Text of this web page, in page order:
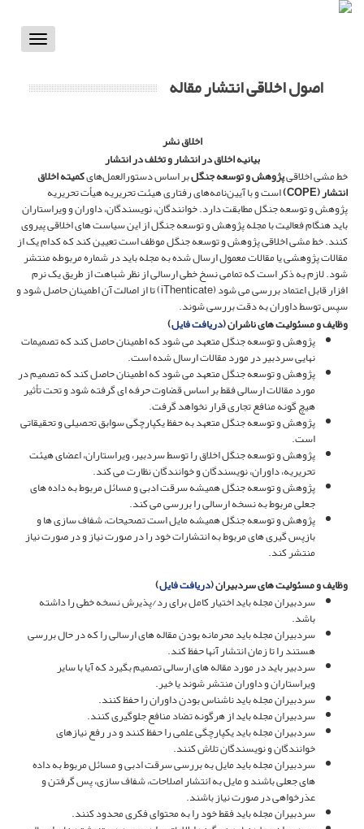
Toggle
اصول اخلاقی انتشار مقاله
اخلاق نشر
بیانیه اخلاق در انتشار و تخلف در انتشار
خط مشی اخلاقیپژوهش و توسعه جنگلبر اساس دستورالعمل‌هایکمیته اخلاق
انتشار (COPE
)است و با آیین‌نامه‌های رفتاری هیئت تحریریه هیأت تحریریه
پژوهش و توسعه جنگل مطابقت دارد. خوانندگان، نویسندگان، داوران و ویراستاران
باید هنگام فعالیت با مجله پژوهش و توسعه جنگل از این سیاست های اخلاقی پیروی
کنند. خط مشی اخلاقی پژوهش و توسعه جنگل موظف است تعیین کند که کدام یک از
مقالات پژوهشی یا مقالات معمول ارسال شده به مجله باید در شماره مربوطه منتشر
شود. لازم به ذکر است که تمامی نسخ خطی ارسالی از نظر شباهت از طریق یک نرم
افزار قابل اعتماد بررسی می شود (iThenticate) تا از اصالت آن اطمینان حاصل شود و
سپس توسط داوران به دقت بررسی شوند.
وظایف و مسئولیت های ناشران (دریافت فایل)
پژوهش و توسعه جنگل متعهد می شود که اطمینان حاصل کند که تصمیمات
نهایی سردبیر در مورد مقالات ارسال شده است.
پژوهش و توسعه جنگل متعهد می شود که اطمینان حاصل کند که تصمیم در
مورد مقالات ارسالی فقط بر اساس قضاوت حرفه ای گرفته شود و تحت تأثیر
هیچ گونه منافع تجاری قرار نخواهد گرفت.
پژوهش و توسعه جنگل متعهد به حفظ یکپارچگی سوابق تحصیلی و تحقیقاتی
است.
پژوهش و توسعه جنگل اخلاق را توسط سردبیر، ویراستاران، اعضای هیئت
تحریریه، داوران، نویسندگان و خوانندگان نظارت می کند.
پژوهش و توسعه جنگل همیشه سرقت ادبی و مسائل مربوط به داده های
جعلی مربوط به نسخه ارسالی را بررسی می کند.
پژوهش و توسعه جنگل همیشه مایل است تصحیحات، شفاف سازی ها و
بازپس گیری های مربوط به انتشارات خود را در صورت نیاز و در صورت نیاز
منتشر کند.
وظایف و مسئولیت های سردبیران (دریافت فایل)
سردبیران مجله باید اختیار کامل برای رد/پذیرش نسخه خطی را داشته
باشد.
سردبیران مجله باید محرمانه بودن مقاله های ارسالی را که در حال بررسی
هستند را تا زمان انتشار آنها حفظ کند.
سردبیر باید در مورد مقاله های ارسالی تصمیم بگیرد که آیا با سایر
ویراستاران و داوران منتشر شوند یا خیر.
سردبیران مجله باید ناشناس بودن داوران را حفظ کنند.
سردبیران مجله باید از هرگونه تضاد منافع جلوگیری کنند.
سردبیران مجله باید یکپارچگی علمی را حفظ کنند و در رفع نیازهای
خوانندگان و نویسندگان تلاش کنند.
سردبیران مجله باید مایل به بررسی سرقت ادبی و مسائل مربوط به داده
های جعلی باشند و مایل به انتشار اصلاحات، شفاف سازی، پس گرفتن و
عذرخواهی در صورت نیاز باشند.
سردبیران مجله باید فقط خود را به محتوای فکری محدود کنند.